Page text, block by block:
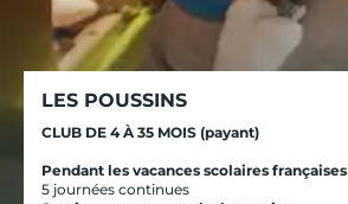
LES POUSSINS
CLUB DE 4 À 35 MOIS (payant)
Pendant les vacances scolaires françaises
5 journées continues